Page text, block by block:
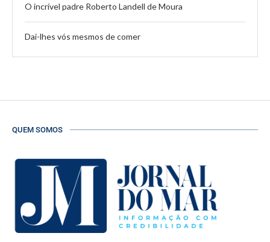
O incrível padre Roberto Landell de Moura
Dai-lhes vós mesmos de comer
QUEM SOMOS